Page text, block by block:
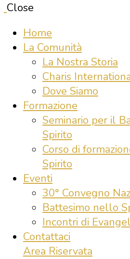
Close
Home
La Comunità
La Nostra Storia
Charis
Dove Siamo
Formazione
Seminario per il
Spirito
Corso di
Spirito
Eventi
30° Convegno
Battesimo nello
Incontri di
Contattaci
Area Riservata